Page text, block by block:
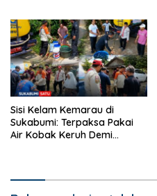
Sisi Kelam Kemarau di
Sukabumi: Terpaksa Pakai
Air Kobak Keruh Demi